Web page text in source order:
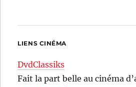
LIENS CINÉMA
DvdClassiks
Fait la part belle au cinéma